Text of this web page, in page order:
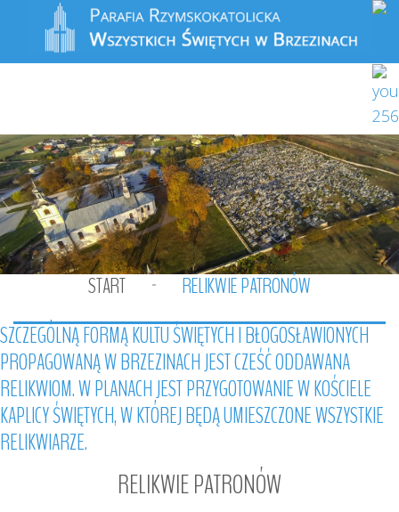
START RELIKWIE PATRONÓW
SZCZEGÓLNĄFORMĄKULTUŚWIĘTYCHIBŁOGOSŁAWIONYCH
PROPAGOWANĄWBRZEZINACHJESTCZEŚĆODDAWANA
RELIKWIOM.WPLANACHJESTPRZYGOTOWANIEWKOŚCIELE
KAPLICYŚWIĘTYCH,WKTÓREJBĘDĄUMIESZCZONEWSZYSTKIE
RELIKWIARZE.
RELIKWIEPATRONÓW